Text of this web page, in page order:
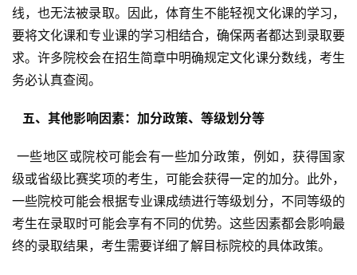
线，也无法被录取。因此，体育生不能轻视文化课的学习，
要将文化课和专业课的学习相结合，确保两者都达到录取要
求。许多院校会在招生简章中明确规定文化课分数线，考生
务必认真查阅。
  五、其他影响因素：加分政策、等级划分等
级或省级比赛奖项的考生，可能会获得一定的加分。此外，
一些院校可能会根据专业课成绩进行等级划分，不同等级的
考生在录取时可能会享有不同的优势。这些因素都会影响最
终的录取结果，考生需要详细了解目标院校的具体政策。